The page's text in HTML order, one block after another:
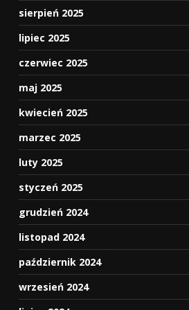
sierpień 2025
lipiec 2025
czerwiec 2025
maj 2025
kwiecień 2025
marzec 2025
luty 2025
styczeń 2025
grudzień 2024
listopad 2024
październik 2024
wrzesień 2024